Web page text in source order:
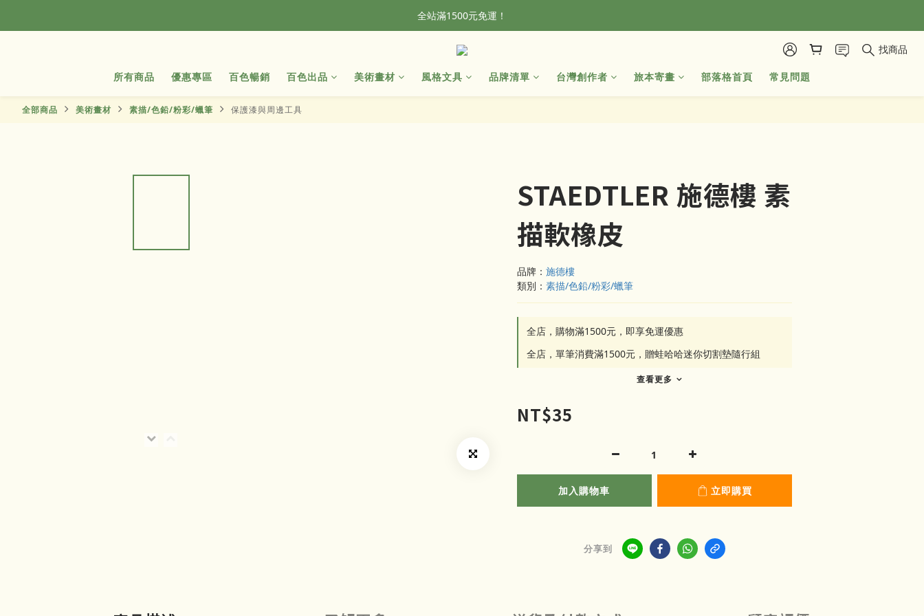
全站滿1500元免運！
全站滿1500元免運！
加入會員，首單輸入折扣碼NEWFROG，滿800現折50
全站滿1500元免運！
找商品
所有商品 優惠專區 百色暢銷 百色出品 美術畫材 風格文具 品牌清單 台灣創作者 旅本寄畫 部落格首頁 常見問題
全部商品 美術畫材 素描/色鉛/粉彩/蠟筆 保護漆與周邊工具
STAEDTLER 施德樓 素
描軟橡皮
品牌： 施德樓
類別： 素描/色鉛/粉彩/蠟筆
全店，購物滿1500元，即享免運優惠
全店，單筆消費滿1500元，贈蛙哈哈迷你切割墊隨行組
查看更多
NT$35
加入購物車 立即購買
分享到